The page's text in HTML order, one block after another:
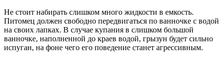
Не стоит набирать слишком много жидкости в емкость.
Питомец должен свободно передвигаться по ванночке с водой
на своих лапках. В случае купания в слишком большой
ванночке, наполненной до краев водой, грызун будет сильно
испуган, на фоне чего его поведение станет агрессивным.